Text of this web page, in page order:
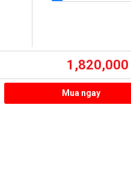
1,820,000
Mua ngay